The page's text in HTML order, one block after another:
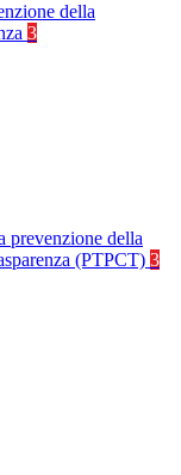
della
3
prevenzione della
(PTPCT) 3